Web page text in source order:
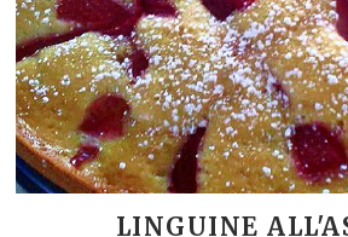
LINGUINE